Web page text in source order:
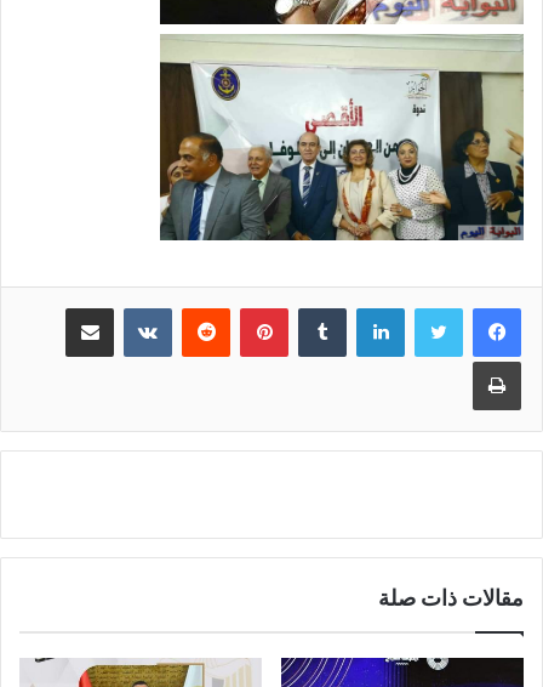
لينكدإن بينتيريست مشاركة عبر البريد
طباعة
مقالات ذات صلة